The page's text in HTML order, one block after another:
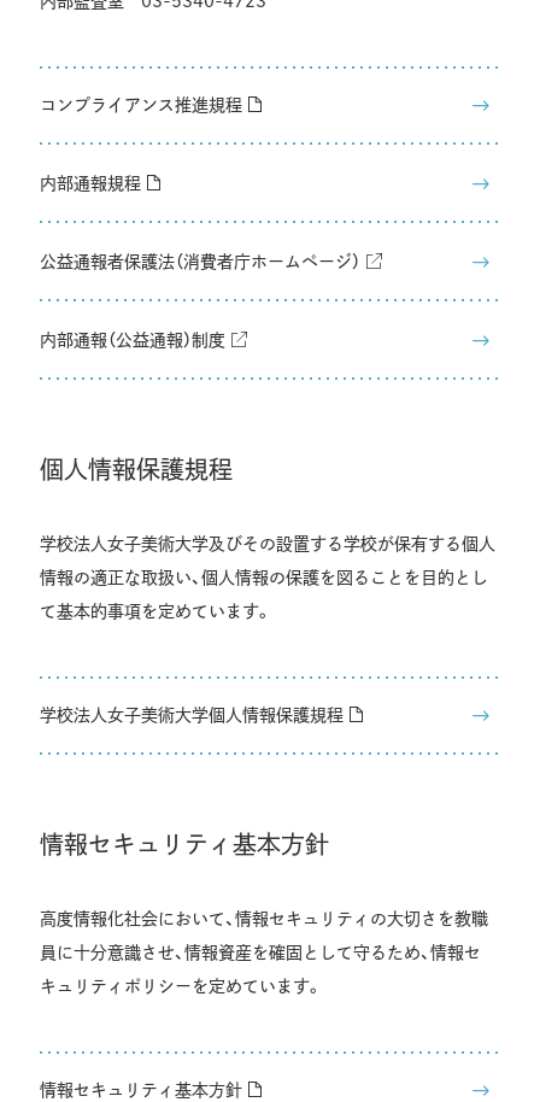
コンプライアンス推進規程
内部通報規程
公益通報者保護法（消費者庁ホームページ）
内部通報（公益通報）制度
個人情報保護規程
学校法人女子美術大学及びその設置する学校が保有する個人
情報の適正な取扱い、個人情報の保護を図ることを目的とし
て基本的事項を定めています。
学校法人女子美術大学個人情報保護規程
情報セキュリティ基本方針
高度情報化社会において、情報セキュリティの大切さを教職
員に十分意識させ、情報資産を確固として守るため、情報セ
キュリティポリシーを定めています。
情報セキュリティ基本方針